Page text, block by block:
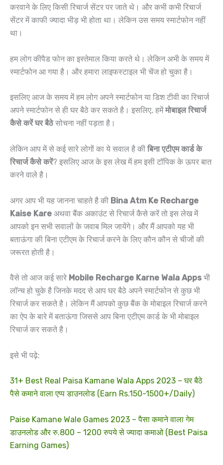
करवाने के लिए किसी रिचार्ज सेंटर पर जाते थे। और कभी कभी रिचार्ज
सेंटर में काफी ज्यादा भीड़ भी होता था। लेकिन उस समय स्मार्टफोन नहीं
था।
हम लोग कीपैड फोन का इस्तेमाल किया करते थे। लेकिन अभी के समय में
स्मार्टफोन आ गया है। और हमारा लाइफस्टाइल भी चेंज हो चुका है।
इसलिए आज के समय में हम लोग अपने स्मार्टफोन या डिश टीवी का रिचार्ज
अपने स्मार्टफोन से ही घर बैठे कर सकते है। इसलिए, हमेंमोबाइल रिचार्ज
कैसे करें घर बैठेसोचना नहीं पड़ता है।
लेकिन आप में से कई सारे लोगों का ये सवाल है की बिना एटीएम कार्ड के
रिचार्ज कैसे करें? इसलिए आज के इस लेख में हम इसी टॉपिक के ऊपर बात
करने वाले है।
अगर आप भी यह जानना चाहते है की Bina Atm Ke Recharge
Kaise Kare अथवा बैंक अकाउंट से रिचार्ज कैसे करें तो इस लेख में
आपको इन सभी सवालों के जवाब मिल जायेंगे। और मैं आपको यह भी
बताऊंगा की बिना एटीएम के रिचार्ज करने के लिए कौन कौन से चीजों की
जरूरत होती है।
वैसे तो आज कई सारे Mobile Recharge Karne Wala Apps भी
लॉन्च हो चुके है जिनके मदद से आप घर बैठे अपने स्मार्टफोन से कुछ भी
रिचार्ज कर सकते है। लेकिन मैं आपको कुछ बैंक के मोबाइल रिचार्ज करने
का ऐप के बारे में बताऊंगा जिससे आप बिना एटीएम कार्ड के भी मोबाइल
रिचार्ज कर सकते है।
इसे भी पढ़े:
31+ Best Real Paisa Kamane Wala Apps 2023 – घर बैठे
पैसे कमाने वाला एप्प डाउनलोड (Earn Rs.150-1500+/Daily)
Paise Kamane Wale Games 2023 – पैसा कमाने वाला गेम
डाउनलोड और रु.800 – 1200 रुपये से ज्यादा कमाओ (Best Paisa
Earning Games)